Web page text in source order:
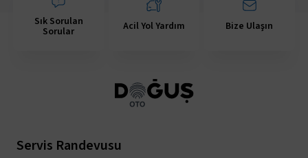
Sık Sorulan
Sorular Acil Yol Yardım Bize Ulaşın
Servis Randevusu